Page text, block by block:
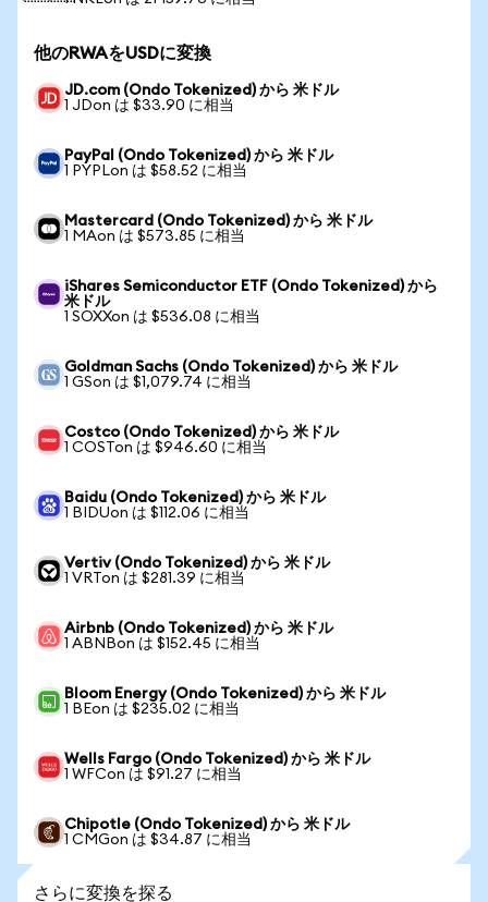
他のRWAをUSDに変換
JD.com (Ondo Tokenized) から 米ドル
1 JDon は $33.90 に相当
PayPal (Ondo Tokenized) から 米ドル
1 PYPLon は $58.52 に相当
Mastercard (Ondo Tokenized) から 米ドル
1 MAon は $573.85 に相当
iShares Semiconductor ETF (Ondo Tokenized) から
米ドル
1 SOXXon は $536.08 に相当
Goldman Sachs (Ondo Tokenized) から 米ドル
1 GSon は $1,079.74 に相当
Costco (Ondo Tokenized) から 米ドル
1 COSTon は $946.60 に相当
Baidu (Ondo Tokenized) から 米ドル
1 BIDUon は $112.06 に相当
Vertiv (Ondo Tokenized) から 米ドル
1 VRTon は $281.39 に相当
Airbnb (Ondo Tokenized) から 米ドル
1 ABNBon は $152.45 に相当
Bloom Energy (Ondo Tokenized) から 米ドル
1 BEon は $235.02 に相当
Wells Fargo (Ondo Tokenized) から 米ドル
1 WFCon は $91.27 に相当
Chipotle (Ondo Tokenized) から 米ドル
1 CMGon は $34.87 に相当
さらに変換を探る